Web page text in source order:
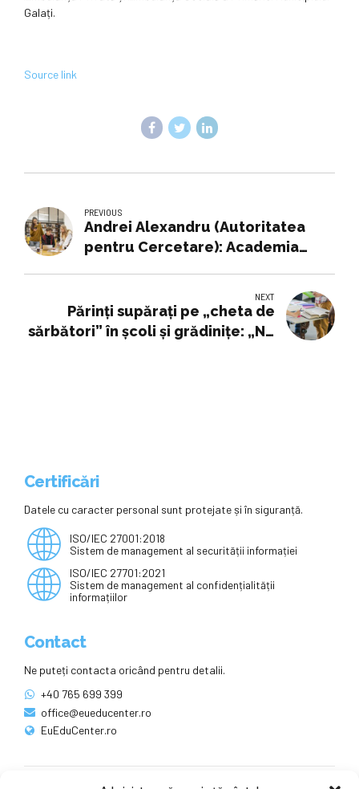
Galați.
Source link
PREVIOUS
Andrei Alexandru (Autoritatea
pentru Cercetare): Academia
NEXT
Părinți supărați pe „cheta de
sărbători” în școli și grădinițe: „Nu
Certificări
Datele cu caracter personal sunt protejate și în siguranță.
ISO/IEC 27001:2018
Sistem de management al securității informației
ISO/IEC 27701:2021
Sistem de management al confidențialității
informațiilor
Contact
Ne puteți contacta oricând pentru detalii.
+40 765 699 399
office@eueducenter.ro
EuEduCenter.ro